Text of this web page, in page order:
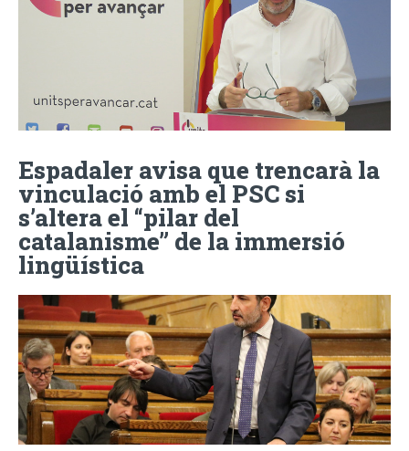
Espadaler avisa que trencarà la
vinculació amb el PSC si
s’altera el “pilar del
catalanisme” de la immersió
lingüística